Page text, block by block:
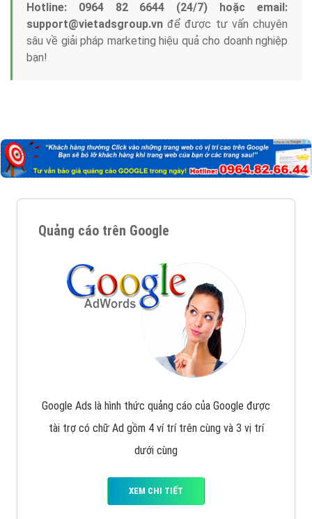
Hotline: 0964 82 6644 (24/7) hoặc email:
support@vietadsgroup.vn để được tư vấn chuyên
sâu về giải pháp marketing hiệu quả cho doanh nghiệp
bạn!
Quảng cáo trên Google
Google Ads là hình thức quảng cáo của Google được
tài trợ có chữ Ad gồm 4 ví trí trên cùng và 3 vị trí
dưới cùng
XEM CHI TIẾT